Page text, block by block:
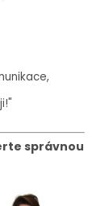
správnou